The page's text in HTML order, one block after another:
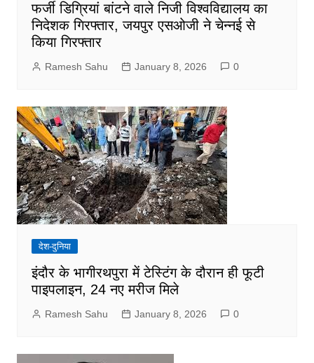
फर्जी डिग्रियां बांटने वाले निजी विश्वविद्यालय का
निदेशक गिरफ्तार, जयपुर एसओजी ने चेन्नई से
किया गिरफ्तार
Ramesh Sahu January 8, 2026 0
देश-दुनिया
इंदौर के भागीरथपुरा में टेस्टिंग के दौरान ही फूटी
पाइपलाइन, 24 नए मरीज मिले
Ramesh Sahu January 8, 2026 0